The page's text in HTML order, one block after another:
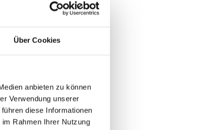
Über Cookies
anbieten zu können
Verwendung unserer
diese Informationen
Rahmen Ihrer Nutzung